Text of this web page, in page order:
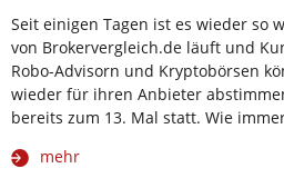
Seit einigen Tagen ist es wieder so
von Brokervergleich.de läuft und
Robo-Advisorn und Kryptobörsen
wieder für ihren Anbieter
bereits zum 13. Mal statt. Wie
mehr